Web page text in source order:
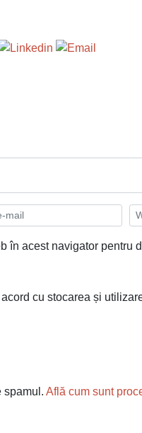
în acest navigator pentru
cu stocarea și
spamul. Află cum sunt